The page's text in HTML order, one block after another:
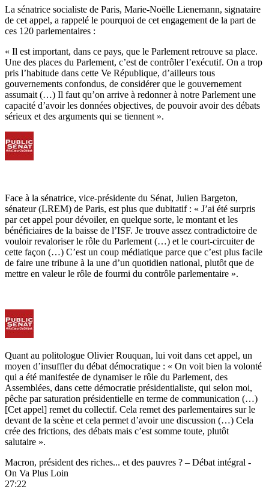
La sénatrice socialiste de Paris, Marie-Noëlle Lienemann, signataire
de cet appel, a rappelé le pourquoi de cet engagement de la part de
ces 120 parlementaires :
« Il est important, dans ce pays, que le Parlement retrouve sa place.
Une des places du Parlement, c’est de contrôler l’exécutif. On a trop
pris l’habitude dans cette Ve République, d’ailleurs tous
gouvernements confondus, de considérer que le gouvernement
assumait (…) Il faut qu’on arrive à redonner à notre Parlement une
capacité d’avoir les données objectives, de pouvoir avoir des débats
sérieux et des arguments qui se tiennent ».
Face à la sénatrice, vice-présidente du Sénat, Julien Bargeton,
sénateur (LREM) de Paris, est plus que dubitatif : « J’ai été surpris
par cet appel pour dévoiler, en quelque sorte, le montant et les
bénéficiaires de la baisse de l’ISF. Je trouve assez contradictoire de
vouloir revaloriser le rôle du Parlement (…) et le court-circuiter de
cette façon (…) C’est un coup médiatique parce que c’est plus facile
de faire une tribune à la une d’un quotidien national, plutôt que de
mettre en valeur le rôle de fourmi du contrôle parlementaire ».
Quant au politologue Olivier Rouquan, lui voit dans cet appel, un
moyen d’insuffler du débat démocratique : « On voit bien la volonté
qui a été manifestée de dynamiser le rôle du Parlement, des
Assemblées, dans cette démocratie présidentialiste, qui selon moi,
pêche par saturation présidentielle en terme de communication (…)
[Cet appel] remet du collectif. Cela remet des parlementaires sur le
devant de la scène et cela permet d’avoir une discussion (…) Cela
crée des frictions, des débats mais c’est somme toute, plutôt
salutaire ».
Macron, président des riches... et des pauvres ? – Débat intégral -
On Va Plus Loin
27:22